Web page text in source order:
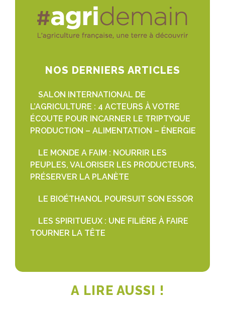
NOS DERNIERS ARTICLES
SALON INTERNATIONAL DE
L’AGRICULTURE : 4 ACTEURS À VOTRE
ÉCOUTE POUR INCARNER LE TRIPTYQUE
PRODUCTION – ALIMENTATION – ÉNERGIE
LE MONDE A FAIM : NOURRIR LES
PEUPLES, VALORISER LES PRODUCTEURS,
PRÉSERVER LA PLANÈTE
LE BIOÉTHANOL POURSUIT SON ESSOR
LES SPIRITUEUX : UNE FILIÈRE À FAIRE
TOURNER LA TÊTE
A LIRE AUSSI !